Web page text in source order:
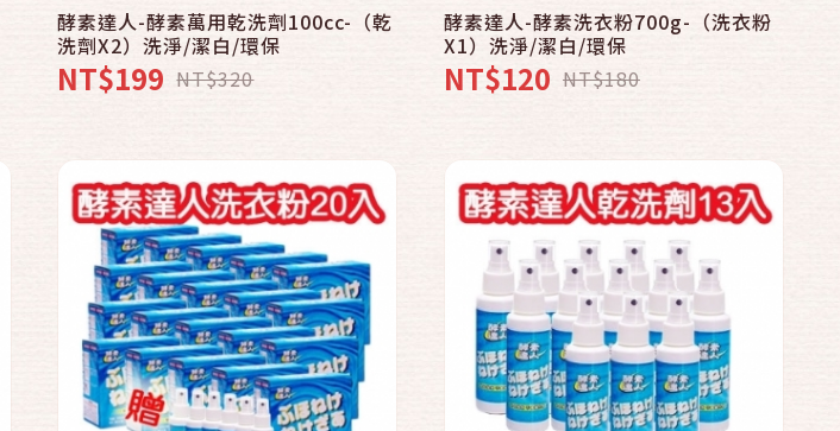
酵素達人-酵素萬用乾洗劑100cc-（乾
洗劑X2）洗淨/潔白/環保
NT$199 NT$320
酵素達人-酵素洗衣粉700g-（洗衣粉
X1）洗淨/潔白/環保
NT$120 NT$180
加入購物車 加入購物車